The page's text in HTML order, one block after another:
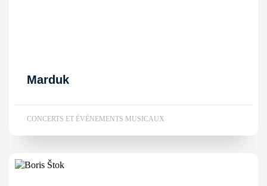
Marduk
CONCERTS ET ÉVÉNEMENTS MUSICAUX